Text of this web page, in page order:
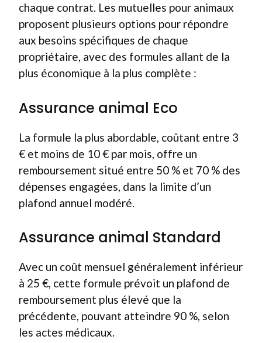
chaque contrat. Les mutuelles pour animaux
proposent plusieurs options pour répondre
aux besoins spécifiques de chaque
propriétaire, avec des formules allant de la
plus économique à la plus complète :
Assurance animal Eco
La formule la plus abordable, coûtant entre 3
€ et moins de 10 € par mois, offre un
remboursement situé entre 50 % et 70 % des
dépenses engagées, dans la limite d’un
plafond annuel modéré.
Assurance animal Standard
Avec un coût mensuel généralement inférieur
à 25 €, cette formule prévoit un plafond de
remboursement plus élevé que la
précédente, pouvant atteindre 90 %, selon
les actes médicaux.